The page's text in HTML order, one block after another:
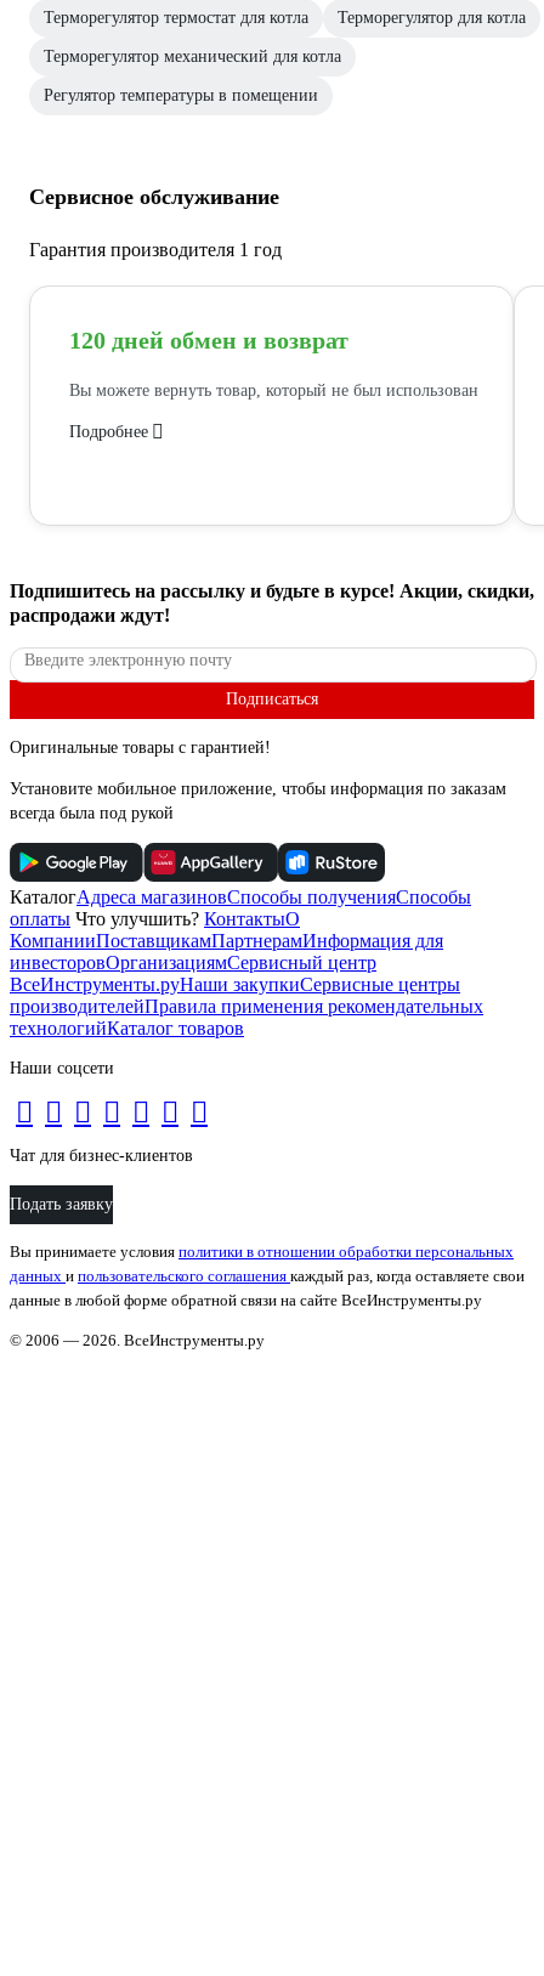
Терморегулятор термостат для котла Терморегулятор для котла
Терморегулятор механический для котла
Регулятор температуры в помещении
Сервисное обслуживание
Гарантия производителя 1 год
120 дней обмен и возврат
Вы можете вернуть товар, который не был использован
Подробнее
Подпишитесь на рассылку и будьте в курсе! Акции, скидки,
распродажи ждут!
Подписаться
Оригинальные товары с гарантией!
Установите мобильное приложение, чтобы информация по заказам
всегда была под рукой
КаталогАдреса магазиновСпособы полученияСпособы
оплаты Что улучшить? КонтактыО
КомпанииПоставщикамПартнерамИнформация для
инвесторовОрганизациямСервисный центр
ВсеИнструменты.руНаши закупкиСервисные центры
производителейПравила применения рекомендательных
технологийКаталог товаров
Наши соцсети
Чат для бизнес-клиентов
Подать заявку
Вы принимаете условия политики в отношении обработки персональных
данных и пользовательского соглашения каждый раз, когда оставляете свои
данные в любой форме обратной связи на сайте ВсеИнструменты.ру
© 2006 — 2026. ВсеИнструменты.ру